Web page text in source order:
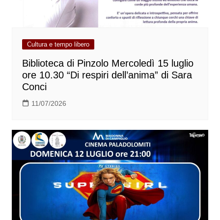
Cultura e tempo libero
Biblioteca di Pinzolo Mercoledì 15 luglio
ore 10.30 “Di respiri dell’anima” di Sara
Conci
11/07/2026